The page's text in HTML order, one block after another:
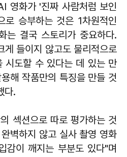
영화가 '진짜 사람처럼 보인
로 승부하는 것은 1차원적인
는 결국 스토리가 중요하다.
들이지 않고도 물리적으로
시도할 수 있다는 데 있는 만
해 작품만의 특징을 만들 것
다.
섹션으로 따로 평가하는 것
벽하지 않고 실사 촬영 영화
감이 깨지는 부분도 있다"며